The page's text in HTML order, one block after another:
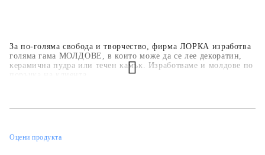
За по-голяма свобода и творчество, фирма ЛОРКА изработва
голяма гама МОЛДОВЕ, в които може да се лее декоратин,
керамична пудра или течен камък. Изработваме и молдове по
Оцени продукта